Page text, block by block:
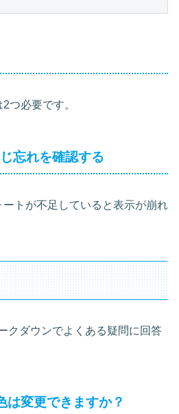
つ必要です。
忘れを確認する
トが不足していると表示が崩れ
クダウンでよくある疑問に回答
変更できますか？